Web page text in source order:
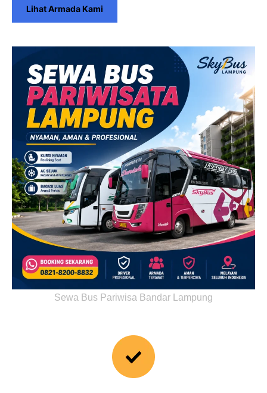
Lihat Armada Kami
Sewa Bus Pariwisa Bandar Lampung